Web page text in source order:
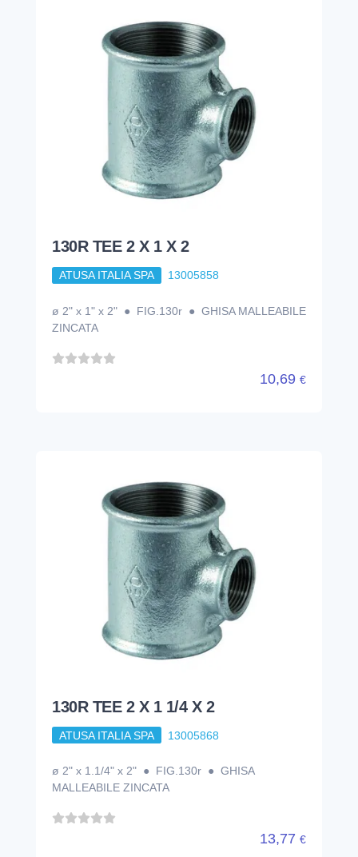
130R TEE 2 X 1 X 2
ATUSA ITALIA SPA 13005858
ø 2" x 1" x 2" ● FIG.130r ● GHISA MALLEABILE
ZINCATA
10,69 €
130R TEE 2 X 1 1/4 X 2
ATUSA ITALIA SPA 13005868
ø 2" x 1.1/4" x 2" ● FIG.130r ● GHISA
MALLEABILE ZINCATA
13,77 €